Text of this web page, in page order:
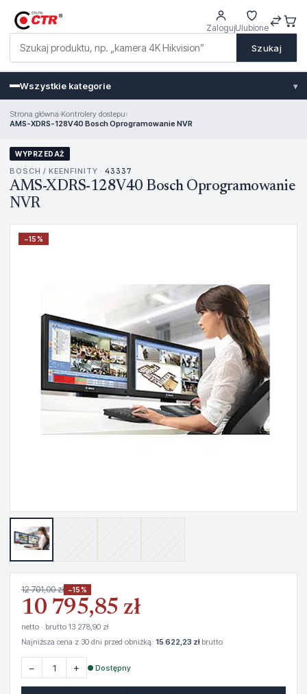
Szukaj
ZalogujUlubione
Wszystkie kategorie ▾
Strona główna›Kontrolery dostepu›
AMS-XDRS-128V40 Bosch Oprogramowanie NVR
WYPRZEDAŻ
BOSCH / KEENFINITY · 43337
AMS-XDRS-128V40 Bosch Oprogramowanie
NVR
−15%
12 701,00 zł −15%
10 795,85 zł
netto · brutto 13 278,90 zł
Najniższa cena z 30 dni przed obniżką: 15 622,23 złbrutto
− + ● Dostępny